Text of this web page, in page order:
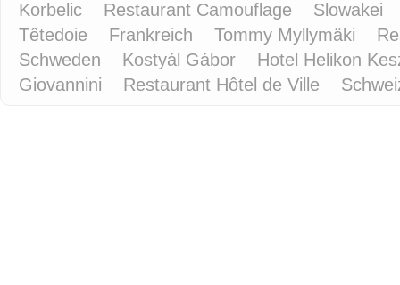
Korbelic
Restaurant Camouflage
Slowakei
Têtedoie
Frankreich Tommy Myllymäki
Schweden
Kostyál Gábor
Hotel Helikon
Giovannini
Restaurant Hôtel de Ville